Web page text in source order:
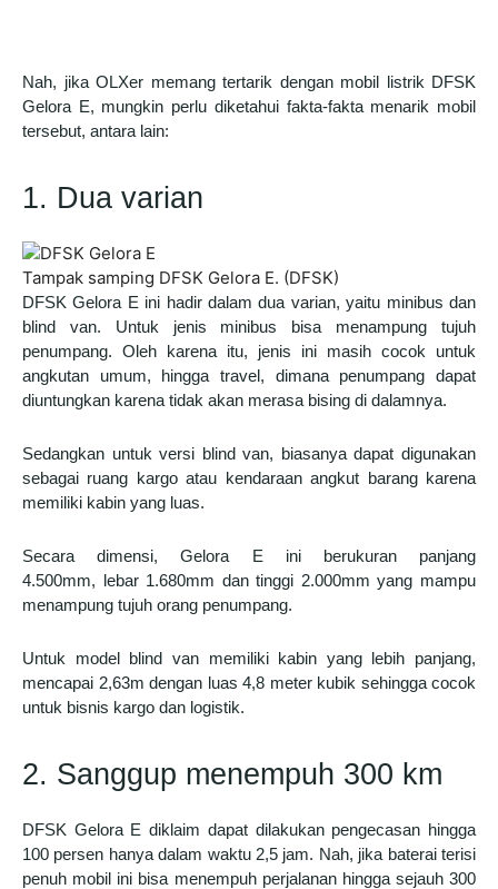
Nah, jika OLXer memang tertarik dengan mobil listrik DFSK
Gelora E, mungkin perlu diketahui fakta-fakta menarik mobil
tersebut, antara lain:
1. Dua varian
Tampak samping DFSK Gelora E. (DFSK)
DFSK Gelora E ini hadir dalam dua varian, yaitu minibus dan
blind van. Untuk jenis minibus bisa menampung tujuh
penumpang. Oleh karena itu, jenis ini masih cocok untuk
angkutan umum, hingga travel, dimana penumpang dapat
diuntungkan karena tidak akan merasa bising di dalamnya.
Sedangkan untuk versi blind van, biasanya dapat digunakan
sebagai ruang kargo atau kendaraan angkut barang karena
memiliki kabin yang luas.
Secara dimensi, Gelora E ini berukuran panjang
4.500mm, lebar 1.680mm dan tinggi 2.000mm yang mampu
menampung tujuh orang penumpang.
Untuk model blind van memiliki kabin yang lebih panjang,
mencapai 2,63m dengan luas 4,8 meter kubik sehingga cocok
untuk bisnis kargo dan logistik.
2. Sanggup menempuh 300 km
DFSK Gelora E diklaim dapat dilakukan pengecasan hingga
100 persen hanya dalam waktu 2,5 jam. Nah, jika baterai terisi
penuh mobil ini bisa menempuh perjalanan hingga sejauh 300